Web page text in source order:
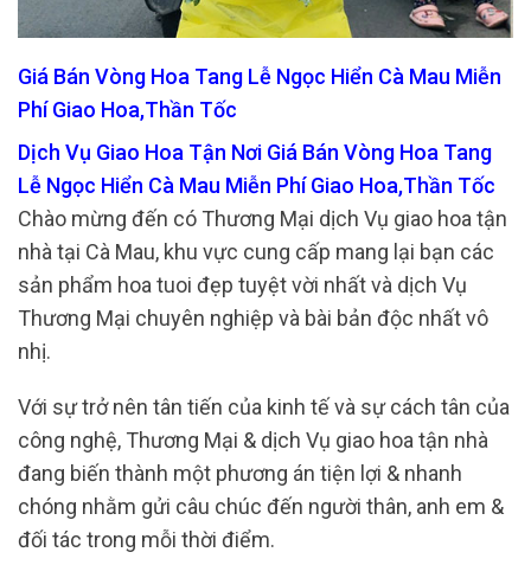
Giá Bán Vòng Hoa Tang Lễ Ngọc Hiển Cà Mau Miễn
Phí Giao Hoa,Thần Tốc
Dịch Vụ Giao Hoa Tận Nơi Giá Bán Vòng Hoa Tang
Lễ Ngọc Hiển Cà Mau Miễn Phí Giao Hoa,Thần Tốc
Chào mừng đến có Thương Mại dịch Vụ giao hoa tận
nhà tại Cà Mau, khu vực cung cấp mang lại bạn các
sản phẩm hoa tuoi đẹp tuyệt vời nhất và dịch Vụ
Thương Mại chuyên nghiệp và bài bản độc nhất vô
nhị.
Với sự trở nên tân tiến của kinh tế và sự cách tân của
công nghệ, Thương Mại & dịch Vụ giao hoa tận nhà
đang biến thành một phương án tiện lợi & nhanh
chóng nhằm gửi câu chúc đến người thân, anh em &
đối tác trong mỗi thời điểm.